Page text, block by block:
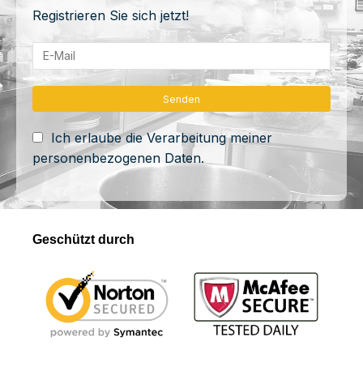
Registrieren Sie sich jetzt!
Ich erlaube die Verarbeitung meiner
personenbezogenen Daten.
Geschützt durch